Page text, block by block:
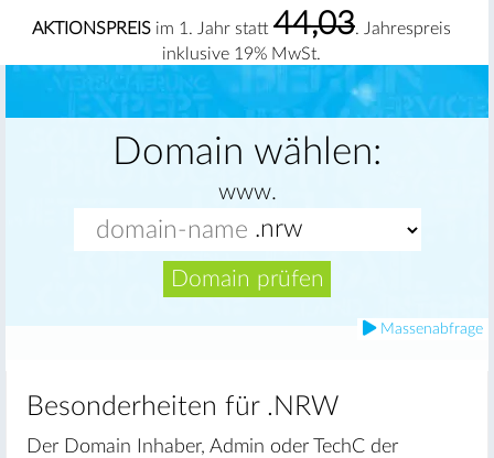
AKTIONSPREIS im 1. Jahr statt 44,03. Jahrespreis
inklusive 19% MwSt.
Domain wählen:
www.
Domain prüfen
Massenabfrage
Besonderheiten für .NRW
Der Domain Inhaber, Admin oder TechC der